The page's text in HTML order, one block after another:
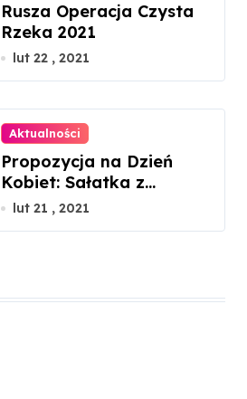
Rusza Operacja Czysta
Rzeka 2021
lut 22 , 2021
Aktualności
Propozycja na Dzień
Kobiet: Sałatka z
łososiem gravlax
lut 21 , 2021